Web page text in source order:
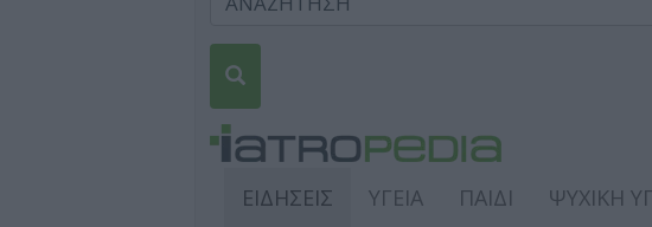
ΕΙΔΗΣΕΙΣ ΥΓΕΙΑ ΠΑΙΔΙ ΨΥΧΙΚΗ